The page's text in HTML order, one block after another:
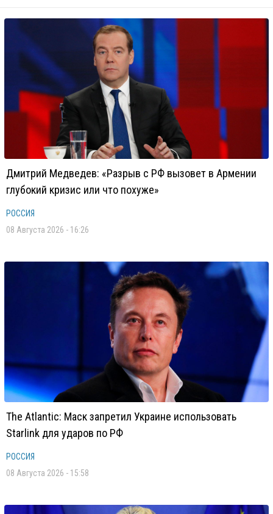
Дмитрий Медведев: «Разрыв с РФ вызовет в Армении
глубокий кризис или что похуже»
РОССИЯ
08 Августа 2026 - 16:26
The Atlantic: Маск запретил Украине использовать
Starlink для ударов по РФ
РОССИЯ
08 Августа 2026 - 15:58